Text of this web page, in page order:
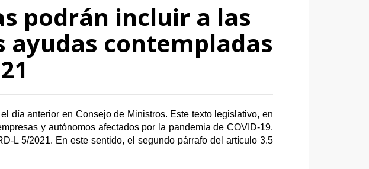
podrán incluir a las
ayudas contempladas
día anterior en Consejo de Ministros. Este texto legislativo, en
y autónomos afectados por la pandemia de COVID-19.
L 5/2021. En este sentido, el segundo párrafo del artículo 3.5